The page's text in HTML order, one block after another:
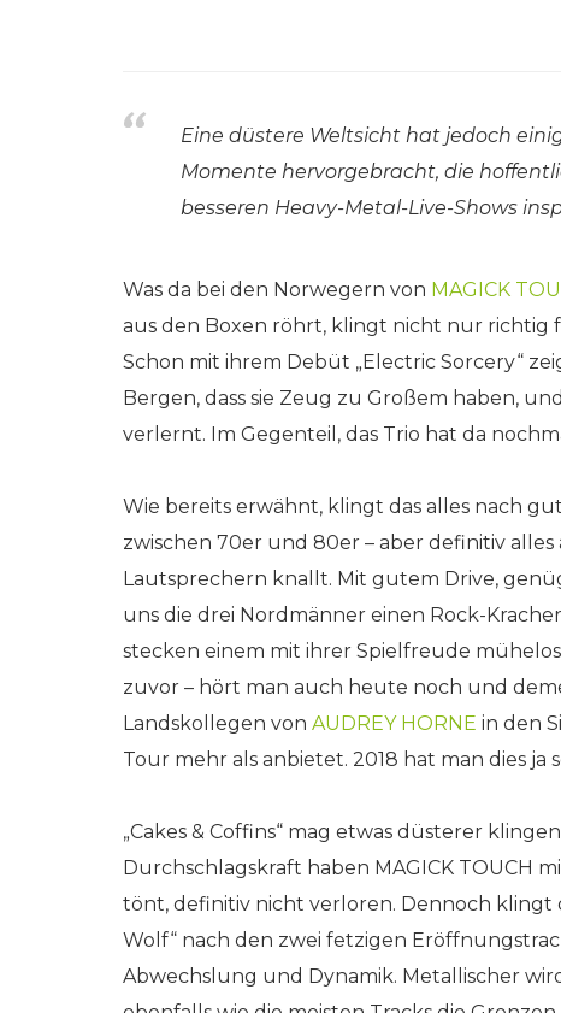
Eine düstere Weltsicht hat jedoch
Momente hervorgebracht, die
besseren Heavy-Metal-Live-Shows
Was da bei den Norwegern von MAGICK
aus den Boxen röhrt, klingt nicht nur richtig
Schon mit ihrem Debüt „Electric Sorcery“
Bergen, dass sie Zeug zu Großem haben,
verlernt. Im Gegenteil, das Trio hat da
Wie bereits erwähnt, klingt das alles nach
zwischen 70er und 80er – aber definitiv alles
Lautsprechern knallt. Mit gutem Drive,
uns die drei Nordmänner einen Rock-
stecken einem mit ihrer Spielfreude mühelos
zuvor – hört man auch heute noch und
Landskollegen von AUDREY HORNE in den
Tour mehr als anbietet. 2018 hat man dies
„Cakes & Coffins“ mag etwas düsterer
Durchschlagskraft haben MAGICK TOUCH
tönt, definitiv nicht verloren. Dennoch klingt
Wolf“ nach den zwei fetzigen
Abwechslung und Dynamik. Metallischer